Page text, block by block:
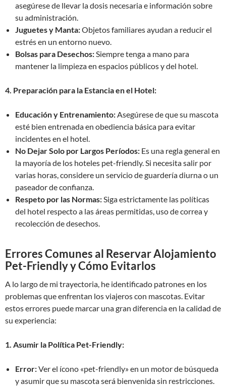
asegúrese de llevar la dosis necesaria e información sobre
su administración.
Juguetes y Manta:Objetos familiares ayudan a reducir el
estrés en un entorno nuevo.
Bolsas para Desechos:Siempre tenga a mano para
mantener la limpieza en espacios públicos y del hotel.
4. Preparación para la Estancia en el Hotel:
Educación y Entrenamiento:Asegúrese de que su mascota
esté bien entrenada en obediencia básica para evitar
incidentes en el hotel.
No Dejar Solo por Largos Períodos: Es una regla general en
la mayoría de los hoteles pet-friendly. Si necesita salir por
varias horas, considere un servicio de guardería diurna o un
paseador de confianza.
Respeto por las Normas:Siga estrictamente las políticas
del hotel respecto a las áreas permitidas, uso de correa y
recolección de desechos.
Errores Comunes al Reservar Alojamiento
Pet-Friendly y Cómo Evitarlos
A lo largo de mi trayectoria, he identificado patrones en los
problemas que enfrentan los viajeros con mascotas. Evitar
estos errores puede marcar una gran diferencia en la calidad de
su experiencia:
1. Asumir la Política Pet-Friendly:
Error:Ver el ícono «pet-friendly» en un motor de búsqueda
y asumir que su mascota será bienvenida sin restricciones.